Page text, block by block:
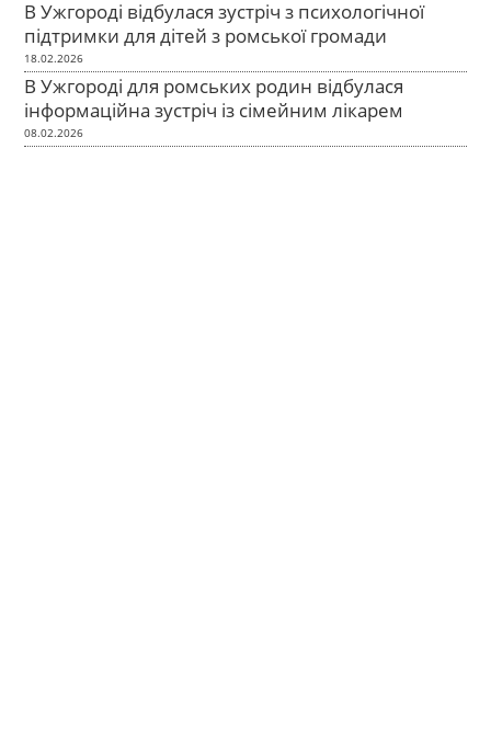
В Ужгороді відбулася зустріч з психологічної
підтримки для дітей з ромської громади
18.02.2026
В Ужгороді для ромських родин відбулася
інформаційна зустріч із сімейним лікарем
08.02.2026